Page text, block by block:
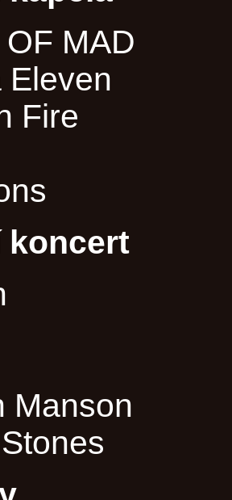
MAD
Eleven
Fire
koncert
Manson